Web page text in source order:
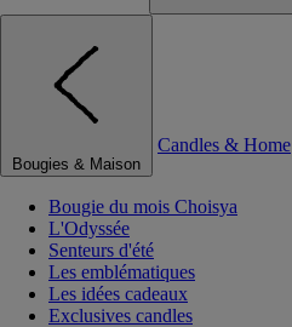
Bougies & Maison
Candles & Home
Bougie du mois Choisya
L'Odyssée
Senteurs d'été
Les emblématiques
Les idées cadeaux
Exclusives candles